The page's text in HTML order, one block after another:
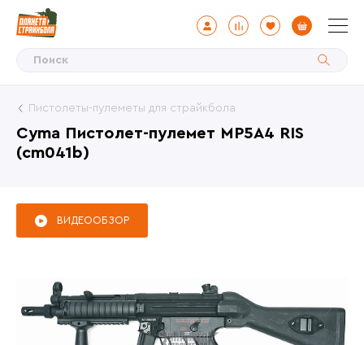
Cyma Пистолет-пулемет MP5A4 RIS
(cm041b)
Пистолеты-пулеметы для страйкбола
ВИДЕООБЗОР